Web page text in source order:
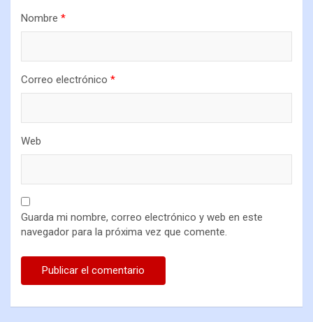
Nombre *
Correo electrónico *
Web
Guarda mi nombre, correo electrónico y web en este
navegador para la próxima vez que comente.